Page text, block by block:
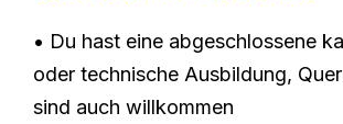
• Du hast eine abgeschlossene
oder technische Ausbildung,
sind auch willkommen